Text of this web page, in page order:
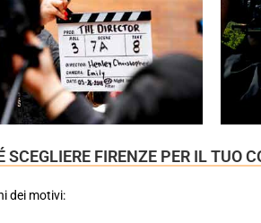
SCEGLIERE FIRENZE PER IL TUO
dei motivi: